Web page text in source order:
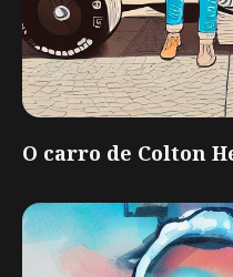
O carro de Colton